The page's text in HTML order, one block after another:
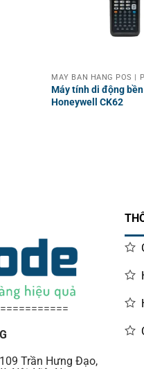
MÁY BÁN HÀNG POS |
Máy tính di động
Honeywell CK62
Trần Hưng Đạo,